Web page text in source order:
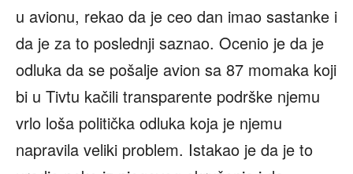
u avionu, rekao da je ceo dan imao sastanke i
da je za to poslednji saznao. Ocenio je da je
odluka da se pošalje avion sa 87 momaka koji
bi u Tivtu kačili transparente podrške njemu
vrlo loša politička odluka koja je njemu
napravila veliki problem. Istakao je da je to